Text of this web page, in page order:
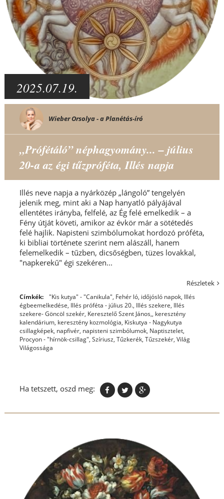
2025.07.19.
Wieber Orsolya - a Planétás-író
„Prófétáló” néphagyomány... – július
20-a az égi tűzpróféta, Illés napja
Illés neve napja a nyárközép „lángoló” tengelyén
jelenik meg, mint aki a Nap hanyatló pályájával
ellentétes irányba, felfelé, az Ég felé emelkedik – a
Fény útját követi, amikor az évkör már a sötétedés
felé hajlik. Napisteni szimbólumokat hordozó próféta,
ki bibliai története szerint nem alászáll, hanem
felemelkedik – tűzben, dicsőségben, tüzes lovakkal,
"napkerekű" égi szekéren...
Részletek
Címkék: "Kis kutya" - "Canikula", Fehér ló, időjósló napok, Illés
égbeemelkedése, Illés próféta - július 20., Illés szekere, Illés
szekere- Göncöl szekér, Keresztelő Szent János,, keresztény
kalendárium, keresztény kozmológia, Kiskutya - Nagykutya
csillagképek, napfivér, napisteni szimbólumok, Naptisztelet,
Procyon - "hírnök-csillag", Szíriusz, Tűzkerék, Tűzszekér, Világ
Világossága
Ha tetszett, oszd meg: